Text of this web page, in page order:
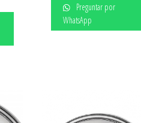
Preguntar por
WhatsApp